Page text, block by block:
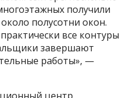
получили
полусотни окон.
все контуры
завершают
работы», —